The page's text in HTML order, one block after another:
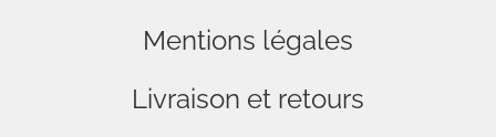
Mentions légales
Livraison et retours